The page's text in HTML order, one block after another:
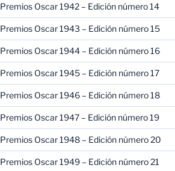
Premios Oscar 1942 – Edición número 14
Premios Oscar 1943 – Edición número 15
Premios Oscar 1944 – Edición número 16
Premios Oscar 1945 – Edición número 17
Premios Oscar 1946 – Edición número 18
Premios Oscar 1947 – Edición número 19
Premios Oscar 1948 – Edición número 20
Premios Oscar 1949 – Edición número 21